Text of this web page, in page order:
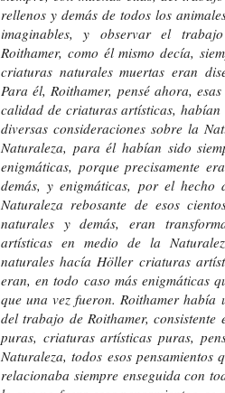
rellenos y demás de todos los
imaginables, y observar el
Roithamer, como él mismo decía,
criaturas naturales muertas eran
Para él, Roithamer, pensé ahora,
calidad de criaturas artísticas,
diversas consideraciones sobre la
Naturaleza, para él habían sido
enigmáticas, porque precisamente
demás, y enigmáticas, por el
Naturaleza rebosante de esos
naturales y demás, eran
artísticas en medio de la
naturales hacía Höller criaturas
eran, en todo caso más enigmáticas
que una vez fueron. Roithamer
del trabajo de Roithamer,
puras, criaturas artísticas puras,
Naturaleza, todos esos pensamientos
relacionaba siempre enseguida con